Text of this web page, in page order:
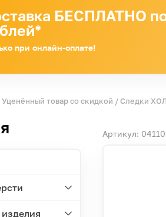
БЕСПЛАТНО
при онлайн-оплате!
Уценённый товар со скидкой / Следки
Артикул: